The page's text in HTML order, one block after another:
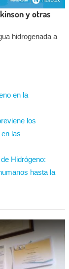
y otras
hidrogenada a
en la
los
las
Hidrógeno:
hasta la